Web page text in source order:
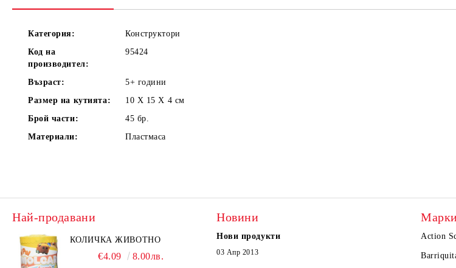
Категория:
Конструктори
Код на
производител:
95424
Възраст: 5+ години
Размер на кутията:
10 X 15 X 4 см
Брой части:
45 бр.
Материали:
Пластмаса
Най-продавани
КОЛИЧКА ЖИВОТНО
€4.09 8.00лв.
Новини
Нови продукти
03 Апр 2013
Action